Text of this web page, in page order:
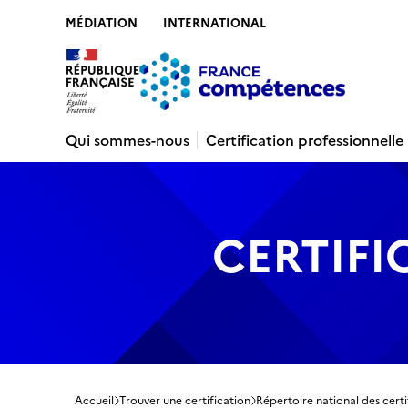
MÉDIATION INTERNATIONAL
Qui sommes-nous
Certification professionnelle
Accueil Trouver une certification Répertoire national des